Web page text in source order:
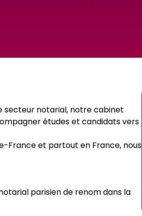
secteur notarial, notre cabinet
études et candidats vers
France et partout en France, nous
parisien de renom dans la